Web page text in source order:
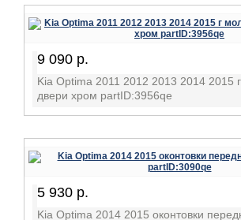
9 090 р.
Kia Optima 2011 2012 2013 2014 2015
двери хром partID:3956qe
5 930 р.
Kia Optima 2014 2015 оконтовки